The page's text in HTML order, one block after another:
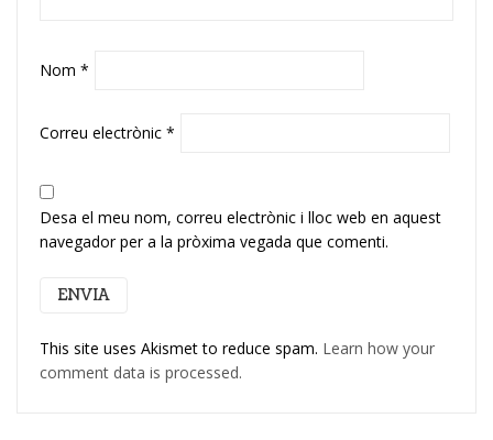
Nom *
Correu electrònic *
Desa el meu nom, correu electrònic i lloc web en aquest
navegador per a la pròxima vegada que comenti.
This site uses Akismet to reduce spam. Learn how your
comment data is processed.